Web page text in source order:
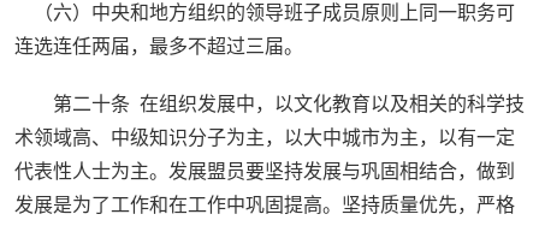
（六）中央和地方组织的领导班子成员原则上同一职务可
连选连任两届，最多不超过三届。
第二十条 在组织发展中，以文化教育以及相关的科学技
术领域高、中级知识分子为主，以大中城市为主，以有一定
代表性人士为主。发展盟员要坚持发展与巩固相结合，做到
发展是为了工作和在工作中巩固提高。坚持质量优先，严格